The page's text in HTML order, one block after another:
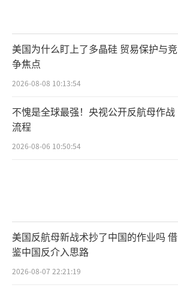
美国为什么盯上了多晶硅 贸易保护与竞
争焦点
2026-08-08 10:13:54
不愧是全球最强！央视公开反航母作战
流程
2026-08-06 10:50:54
美国反航母新战术抄了中国的作业吗 借
鉴中国反介入思路
2026-08-07 22:21:19